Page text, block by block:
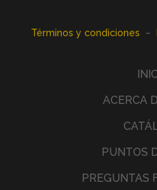
Términos y condiciones –
ACERCA
PUNTOS
PREGUNTAS